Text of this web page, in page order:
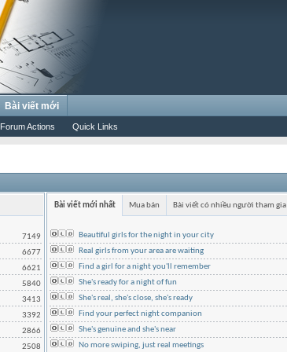
Forum Actions Quick Links
Bài viết mới
7149
6677
6621
5840
3413
3392
2866
2508
Bài viết mới nhất Mua bán Bài viết có nhiều người tham gia
Beautiful girls for the night in your city
Real girls from your area are waiting
Find a girl for a night you'll remember
She's ready for a night of fun
She's real, she's close, she's ready
Find your perfect night companion
She's genuine and she's near
No more swiping, just real meetings